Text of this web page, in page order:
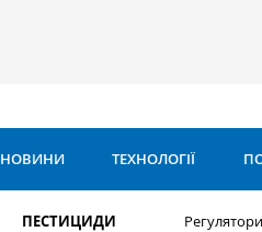
НОВИНИ ТЕХНОЛОГІЇ
ПЕСТИЦИДИ